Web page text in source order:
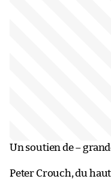
Un soutien de –
Peter Crouch, du haut